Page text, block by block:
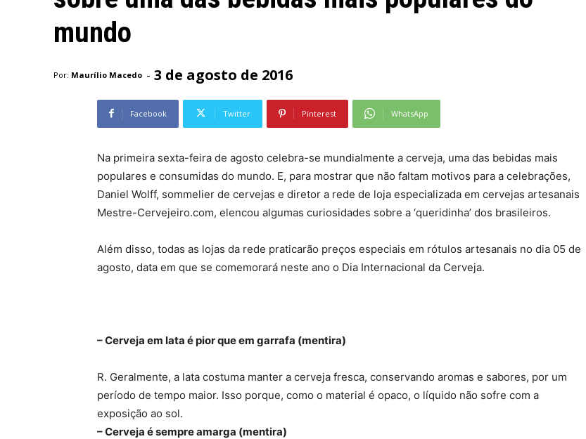
mundo
Por: Maurílio Macedo - 3 de agosto de 2016
Facebook Twitter Pinterest WhatsApp
Na primeira sexta-feira de agosto celebra-se mundialmente a cerveja, uma das bebidas mais
populares e consumidas do mundo. E, para mostrar que não faltam motivos para a celebrações,
Daniel Wolff, sommelier de cervejas e diretor a rede de loja especializada em cervejas artesanais
Mestre-Cervejeiro.com, elencou algumas curiosidades sobre a ‘queridinha’ dos brasileiros.
Além disso, todas as lojas da rede praticarão preços especiais em rótulos artesanais no dia 05 de
agosto, data em que se comemorará neste ano o Dia Internacional da Cerveja.
– Cerveja em lata é pior que em garrafa (mentira)
R. Geralmente, a lata costuma manter a cerveja fresca, conservando aromas e sabores, por um
período de tempo maior. Isso porque, como o material é opaco, o líquido não sofre com a
exposição ao sol.
– Cerveja é sempre amarga (mentira)